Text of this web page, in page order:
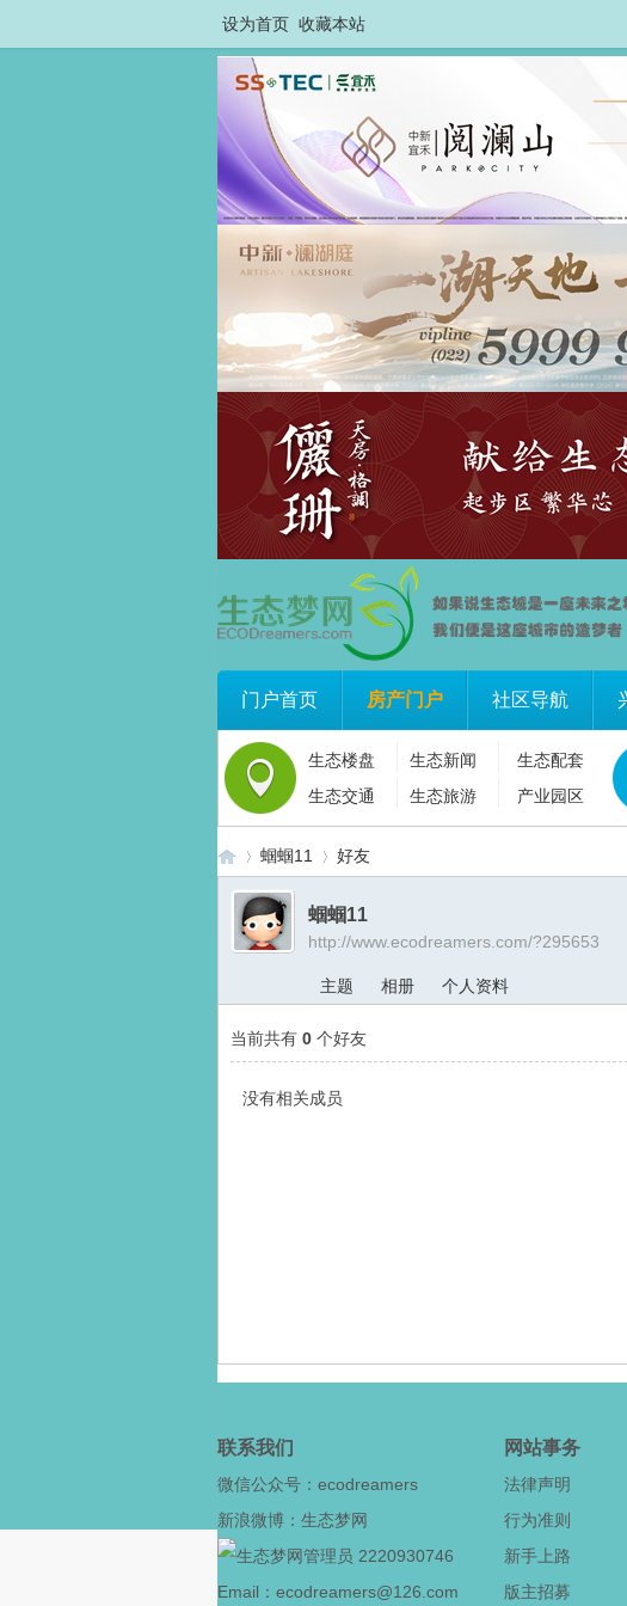
设为首页 收藏本站
门户首页 房产门户 社区导航
生态楼盘 生态新闻
生态配套
生态交通
生态旅游 产业园区
梦
›
蝈蝈11 好友
蝈蝈11
http://www.ecodreamers.com/?295653
主题 相册 个人资料
当前共有 0 个好友
没有相关成员
联系我们
微信公众号：ecodreamers
新浪微博：生态梦网
2220930746
Email：ecodreamers@126.com
网站事务
法律声明
行为准则
新手上路
版主招募